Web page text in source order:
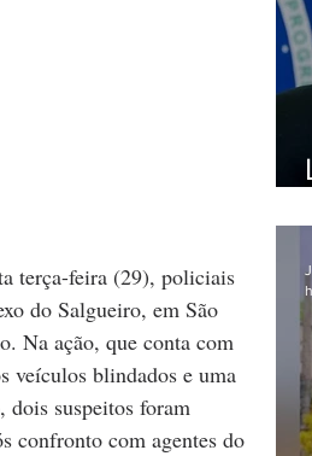
terça-feira (29), policiais
do Salgueiro, em São
Na ação, que conta com
veículos blindados e uma
dois suspeitos foram
confronto com agentes do